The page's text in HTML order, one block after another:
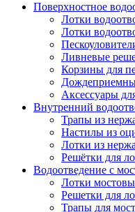
Поверхностное
Лотки
Лотки
Ливневые
Корзины для
Аксессуары
Внутренний
Трапы из
Настилы из
Лотки из
Решётки для
Водоотведение с
Лотки
Решетки для
Трапы для